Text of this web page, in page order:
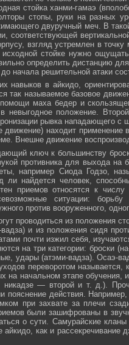
стойка ханми-гамаэ
стопы, руки на разных
двуручный меч. В
соответствующей
взгляд устремлен в
стойке нужно
определить дистанцию
начала решительной атаки
навыков в айкидо,
так называемое базовое
маха бедер и
невыгодное положение.
рывка нападающего
находит применение
Внешне движение
ключ к большинству
противника для выхода на
например Сиода Годзо,
ли найдется человек,
приемов относятся к
ситуации:
против вооруженного,
проводиться из положения
вадза) и из положения сидя
почти изжил себя,
на три категории: броски
удары (атэми-вадза). Осаэ-
переворотом
на начальном этапе
никадзе — второй и т. д.).
пояснение действия.
при захвате за плечи
были зашифрованы в
о сути. Самурайские
айкидо, как и